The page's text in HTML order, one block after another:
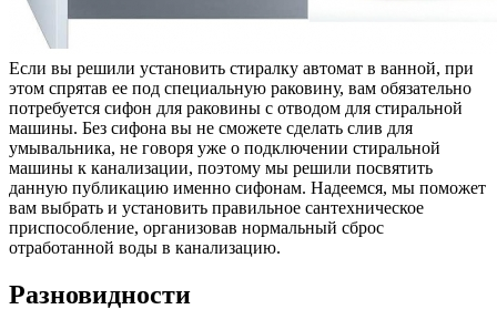
Если вы решили установить стиралку автомат в ванной, при
этом спрятав ее под специальную раковину, вам обязательно
потребуется сифон для раковины с отводом для стиральной
машины. Без сифона вы не сможете сделать слив для
умывальника, не говоря уже о подключении стиральной
машины к канализации, поэтому мы решили посвятить
данную публикацию именно сифонам. Надеемся, мы поможет
вам выбрать и установить правильное сантехническое
приспособление, организовав нормальный сброс
отработанной воды в канализацию.
Разновидности